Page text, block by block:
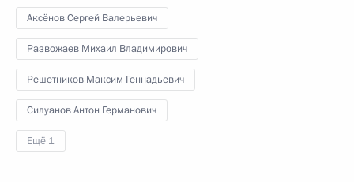
Аксёнов Сергей Валерьевич
Развожаев Михаил Владимирович
Решетников Максим Геннадьевич
Силуанов Антон Германович
Ещё 1